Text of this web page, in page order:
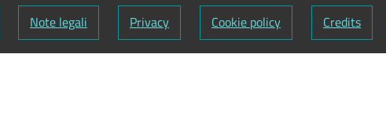
Note legali Privacy Cookie policy Credits